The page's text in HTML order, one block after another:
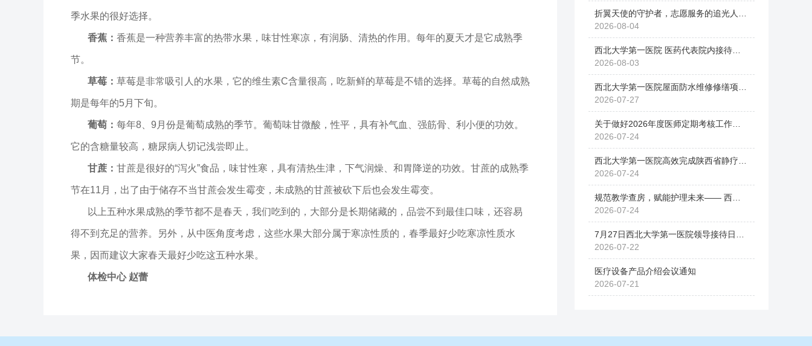
季水果的很好选择。
香蕉： 香蕉是一种营养丰富的热带水果，味甘性寒凉，有润肠、清热的作用。每年的夏天才是它成熟季
节。
草莓： 草莓是非常吸引人的水果，它的维生素C含量很高，吃新鲜的草莓是不错的选择。草莓的自然成熟
期是每年的5月下旬。
葡萄： 每年8、9月份是葡萄成熟的季节。葡萄味甘微酸，性平，具有补气血、强筋骨、利小便的功效。
它的含糖量较高，糖尿病人切记浅尝即止。
甘蔗： 甘蔗是很好的“泻火”食品，味甘性寒，具有清热生津，下气润燥、和胃降逆的功效。甘蔗的成熟季
节在11月，出了由于储存不当甘蔗会发生霉变，未成熟的甘蔗被砍下后也会发生霉变。
以上五种水果成熟的季节都不是春天，我们吃到的，大部分是长期储藏的，品尝不到最佳口味，还容易
得不到充足的营养。另外，从中医角度考虑，这些水果大部分属于寒凉性质的，春季最好少吃寒凉性质水
果，因而建议大家春天最好少吃这五种水果。
体检中心 赵蕾
2026-08-04
2026-08-03
2026-07-27
2026-07-24
2026-07-24
2026-07-24
2026-07-22
医疗设备产品介绍会议通知
2026-07-21